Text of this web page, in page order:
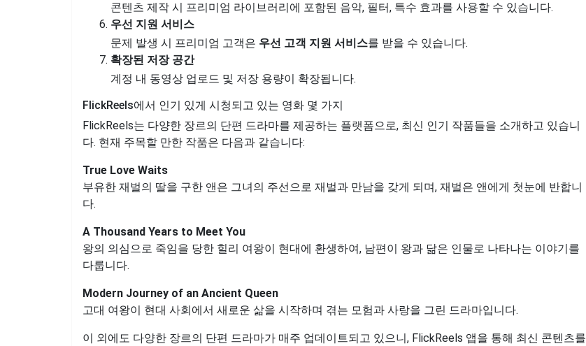
콘텐츠 제작 시 프리미엄 라이브러리에 포함된 음악, 필터, 특수 효과를 사용할 수 있습니다.
우선 지원 서비스
문제 발생 시 프리미엄 고객은 우선 고객 지원 서비스를 받을 수 있습니다.
확장된 저장 공간
계정 내 동영상 업로드 및 저장 용량이 확장됩니다.
FlickReels에서 인기 있게 시청되고 있는 영화 몇 가지
FlickReels는 다양한 장르의 단편 드라마를 제공하는 플랫폼으로, 최신 인기 작품들을 소개하고 있습니
다. 현재 주목할 만한 작품은 다음과 같습니다:
True Love Waits
부유한 재벌의 딸을 구한 앤은 그녀의 주선으로 재벌과 만남을 갖게 되며, 재벌은 앤에게 첫눈에 반합니
다.
A Thousand Years to Meet You
왕의 의심으로 죽임을 당한 힐리 여왕이 현대에 환생하여, 남편이 왕과 닮은 인물로 나타나는 이야기를
다룹니다.
Modern Journey of an Ancient Queen
고대 여왕이 현대 사회에서 새로운 삶을 시작하며 겪는 모험과 사랑을 그린 드라마입니다.
이 외에도 다양한 장르의 단편 드라마가 매주 업데이트되고 있으니, FlickReels 앱을 통해 최신 콘텐츠를